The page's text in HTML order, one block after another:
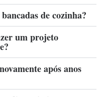
de cozinha?
um projeto
após anos